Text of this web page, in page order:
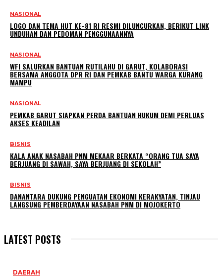
NASIONAL
LOGO DAN TEMA HUT KE-81 RI RESMI DILUNCURKAN, BERIKUT LINK
UNDUHAN DAN PEDOMAN PENGGUNAANNYA
NASIONAL
WFI SALURKAN BANTUAN RUTILAHU DI GARUT, KOLABORASI
BERSAMA ANGGOTA DPR RI DAN PEMKAB BANTU WARGA KURANG
MAMPU
NASIONAL
PEMKAB GARUT SIAPKAN PERDA BANTUAN HUKUM DEMI PERLUAS
AKSES KEADILAN
BISNIS
KALA ANAK NASABAH PNM MEKAAR BERKATA “ORANG TUA SAYA
BERJUANG DI SAWAH, SAYA BERJUANG DI SEKOLAH”
BISNIS
DANANTARA DUKUNG PENGUATAN EKONOMI KERAKYATAN, TINJAU
LANGSUNG PEMBERDAYAAN NASABAH PNM DI MOJOKERTO
LATEST POSTS
DAERAH